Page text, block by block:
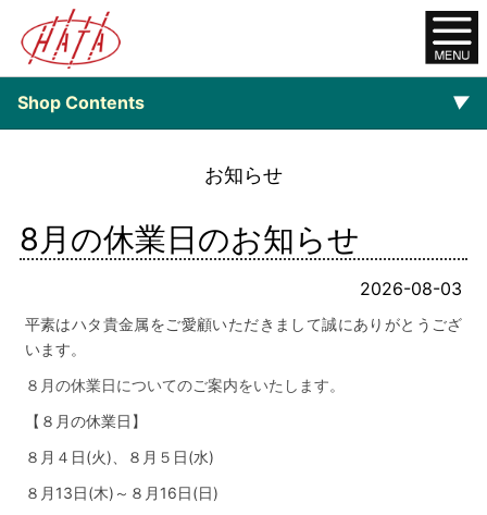
Shop Contents ▼
$category_list-
お知らせ
8月の休業日のお知らせ
2026-08-03
平素はハタ貴金属をご愛顧いただきまして誠にありがとうござ
います。
８月の休業日についてのご案内をいたします。
【８ 月の休業日】
８月４日(火)、８ 月５日(水)
８月13日(木)～８月16日(日)